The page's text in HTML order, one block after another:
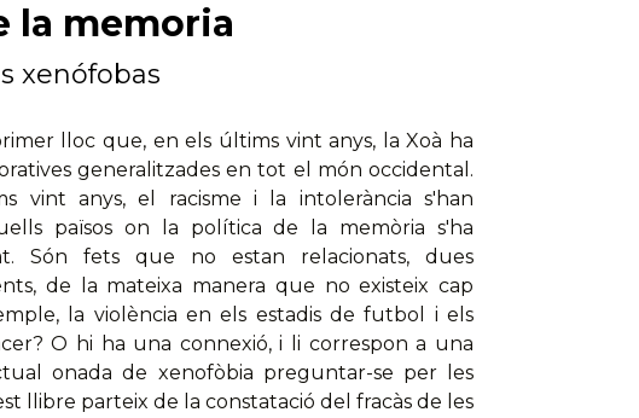
la memoria
xenófobas
lloc que, en els últims vint anys, la Xoà ha
generalitzades en tot el món occidental.
vint anys, el racisme i la intolerància s'han
països on la política de la memòria s'ha
Són fets que no estan relacionats, dues
de la mateixa manera que no existeix cap
la violència en els estadis de futbol i els
O hi ha una connexió, i li correspon a una
onada de xenofòbia preguntar-se per les
llibre parteix de la constatació del fracàs de les